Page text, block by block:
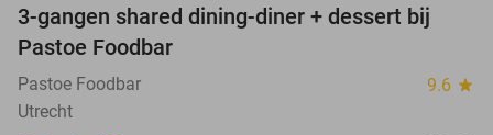
37%
3-gangen shared dining-diner + dessert bij
Pastoe Foodbar
Pastoe Foodbar 9.6 star
Utrecht